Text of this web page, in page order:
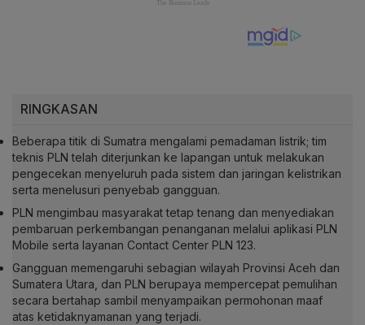
RINGKASAN
Beberapa titik di Sumatra mengalami pemadaman listrik; tim
teknis PLN telah diterjunkan ke lapangan untuk melakukan
pengecekan menyeluruh pada sistem dan jaringan kelistrikan
serta menelusuri penyebab gangguan.
PLN mengimbau masyarakat tetap tenang dan menyediakan
pembaruan perkembangan penanganan melalui aplikasi PLN
Mobile serta layanan Contact Center PLN 123.
Gangguan memengaruhi sebagian wilayah Provinsi Aceh dan
Sumatera Utara, dan PLN berupaya mempercepat pemulihan
secara bertahap sambil menyampaikan permohonan maaf
atas ketidaknyamanan yang terjadi.